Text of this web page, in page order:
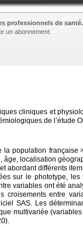
professionnels de santé.
un abonnement.
cliniques et
de l’étude
la population française
localisation
abordant différents
sur le phototype,
variables ont été
croisements entre
SAS. Les
multivariée